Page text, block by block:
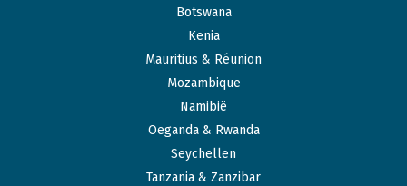
Botswana
Kenia
Mauritius & Réunion
Mozambique
Namibië
Oeganda & Rwanda
Seychellen
Tanzania & Zanzibar